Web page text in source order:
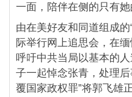
一面，陪伴在侧的只有她
由在美好友和同道组成
际举行网上追思会，在
呼吁中共当局以基本的
子一起悼念张青，处理
覆国家政权罪”将郭飞雄